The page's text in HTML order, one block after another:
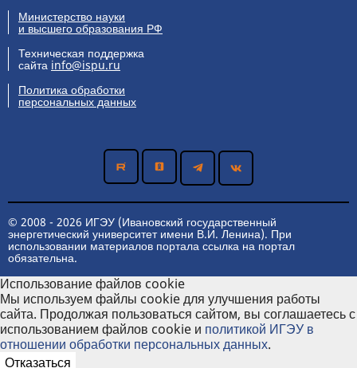
Министерство науки
и высшего образования РФ
Техническая поддержка
сайта info@ispu.ru
Политика обработки
персональных данных
© 2008 - 2026 ИГЭУ (Ивановский государственный
энергетический университет имени В.И. Ленина). При
использовании материалов портала ссылка на портал
обязательна.
Использование файлов cookie
Мы используем файлы cookie для улучшения работы
сайта. Продолжая пользоваться сайтом, вы соглашаетесь с
использованием файлов cookie и политикой ИГЭУ в
отношении обработки персональных данных.
Отказаться